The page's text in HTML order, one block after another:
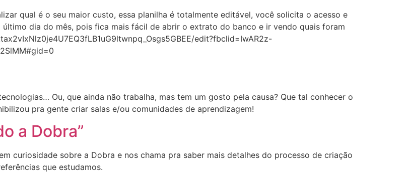
qual é o seu maior custo, essa planilha é totalmente editável, você solicita o acesso e
dia do mês, pois fica mais fácil de abrir o extrato do banco e ir vendo quais foram
edit?fbclid=IwAR2z-
Ou, que ainda não trabalha, mas tem um gosto pela causa? Que tal conhecer o
pra gente criar salas e/ou comunidades de aprendizagem!
a Dobra”
curiosidade sobre a Dobra e nos chama pra saber mais detalhes do processo de criação
que estudamos.